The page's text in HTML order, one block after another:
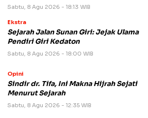
Sabtu, 8 Agu 2026 - 18:13 WIB
Ekstra
Sejarah Jalan Sunan Giri: Jejak Ulama
Pendiri Giri Kedaton
Sabtu, 8 Agu 2026 - 18:00 WIB
Opini
Sindir dr. Tifa, Ini Makna Hijrah Sejati
Menurut Sejarah
Sabtu, 8 Agu 2026 - 12:35 WIB